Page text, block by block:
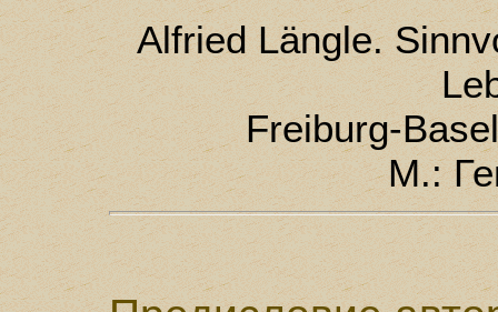
Alfried Längle.
Freiburg-
М.: